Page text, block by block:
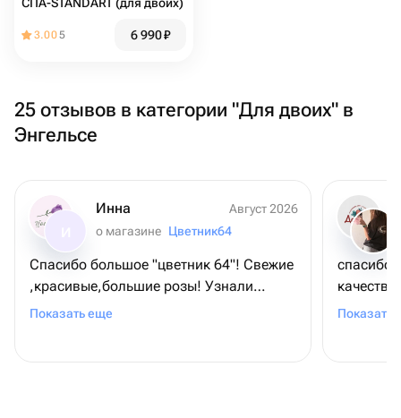
3.005 6 990₽
25 отзывов в категории "Для двоих" в
Энгельсе
Инна
Август 2026
о магазине Цветник64
Спасибо большое "цветник 64"! Свежие
,красивые,большие розы! Узнали
подходящее время для доставки у
Показать еще
спасибо
Показать